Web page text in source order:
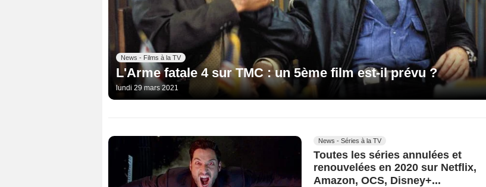
News - Films à la TV
L'Arme fatale 4 sur TMC : un 5ème film est-il prévu ?
lundi 29 mars 2021
News - Séries à la TV
Toutes les séries annulées et
renouvelées en 2020 sur Netflix,
Amazon, OCS, Disney+...